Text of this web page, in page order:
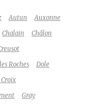
Autun
Auxonne
Chalain
Châlon
Roches
Dole
Croix
Gray